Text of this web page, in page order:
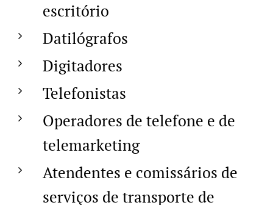
escritório
Datilógrafos
Digitadores
Telefonistas
Operadores de telefone e de
telemarketing
Atendentes e comissários de
serviços de transporte de